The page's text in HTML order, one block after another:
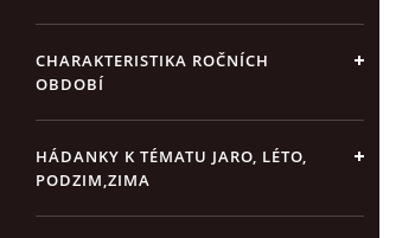
CHARAKTERISTIKA ROČNÍCH
OBDOBÍ
HÁDANKY K TÉMATU JARO, LÉTO,
PODZIM,ZIMA